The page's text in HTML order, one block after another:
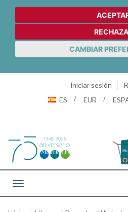
CAMBIAR
Iniciar sesión
ES
EUR
Toggle navigation